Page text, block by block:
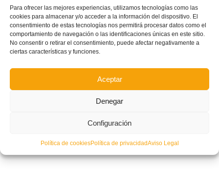
Para ofrecer las mejores experiencias, utilizamos tecnologías como las
cookies para almacenar y/o acceder a la información del dispositivo. El
consentimiento de estas tecnologías nos permitirá procesar datos como el
comportamiento de navegación o las identificaciones únicas en este sitio.
No consentir o retirar el consentimiento, puede afectar negativamente a
ciertas características y funciones.
Aceptar
Denegar
Configuración
Política de cookiesPolítica de privacidadAviso Legal